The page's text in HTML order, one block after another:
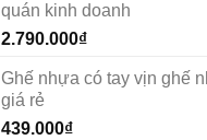
quán kinh doanh
2.790.000₫
Ghế nhựa có tay vịn ghế
giá rẻ
439.000₫